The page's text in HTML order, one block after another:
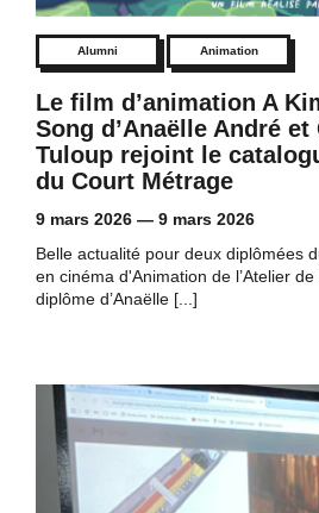
Alumni Animation
Le film d’animation A
Song d’Anaëlle André et
Tuloup rejoint le
du Court Métrage
9 mars 2026 — 9 mars 2026
Belle actualité pour deux diplômées
en cinéma d'Animation de l’Atelier
diplôme d’Anaëlle [...]